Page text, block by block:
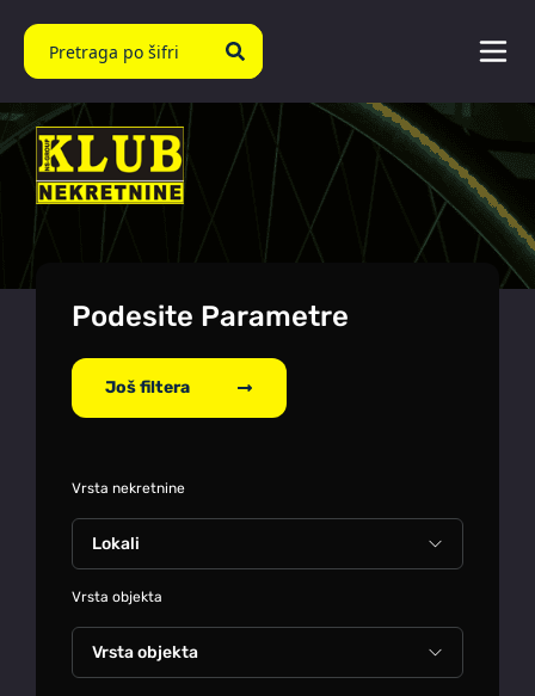
Podesite Parametre
Još filtera
Vrsta nekretnine
Vrsta objekta